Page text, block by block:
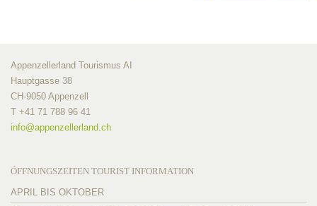
Appenzellerland Tourismus AI
Hauptgasse 38
CH-9050 Appenzell
T +41 71 788 96 41
info@appenzellerland.ch
ÖFFNUNGSZEITEN TOURIST INFORMATION
APRIL BIS OKTOBER